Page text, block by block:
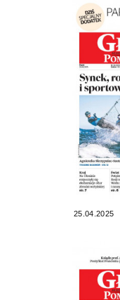
25.04.2025